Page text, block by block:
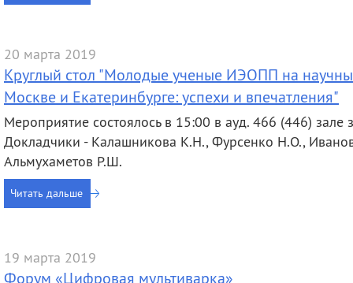
20 марта 2019
Круглый стол "Молодые ученые ИЭОПП на
Москве и Екатеринбурге: успехи и впечатления"
Мероприятие состоялось в 15:00 в ауд. 466 (446) зале
Докладчики - Калашникова К.Н., Фурсенко Н.О.,
Альмухаметов Р.Ш.
Читать дальше
19 марта 2019
Форум «Цифровая мультиварка»